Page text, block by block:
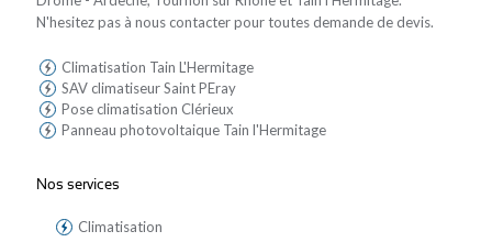
N'hesitez pas à nous contacter pour toutes demande de devis.
Climatisation Tain L'Hermitage
SAV climatiseur Saint PEray
Pose climatisation Clérieux
Panneau photovoltaique Tain l'Hermitage
Nos services
Climatisation